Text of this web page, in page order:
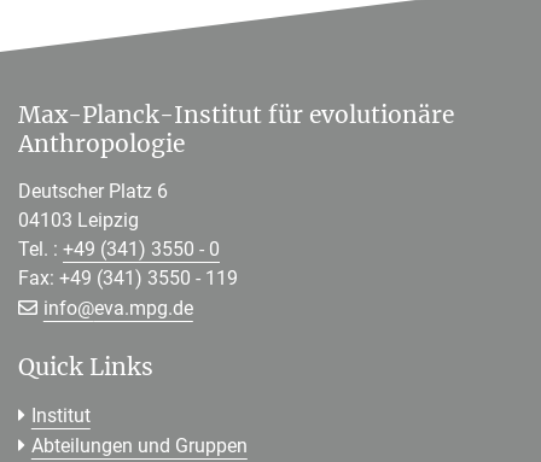
Max-Planck-Institut für evolutionäre
Anthropologie
Deutscher Platz 6
04103 Leipzig
Tel. : +49 (341) 3550 - 0
Fax: +49 (341) 3550 - 119
info@[>>> Please remove the text! <<<]
eva.mpg.de
Quick Links
Institut
Abteilungen und Gruppen